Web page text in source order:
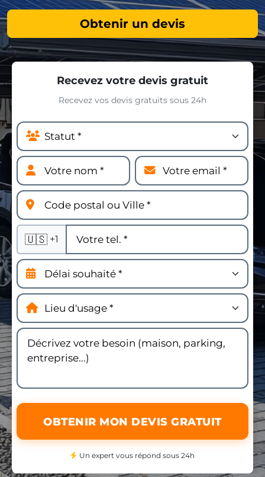
Obtenir un devis
Recevez votre devis gratuit
Recevez vos devis gratuits sous 24h
🇺🇸 +1
OBTENIR MON DEVIS GRATUIT
Un expert vous répond sous 24h